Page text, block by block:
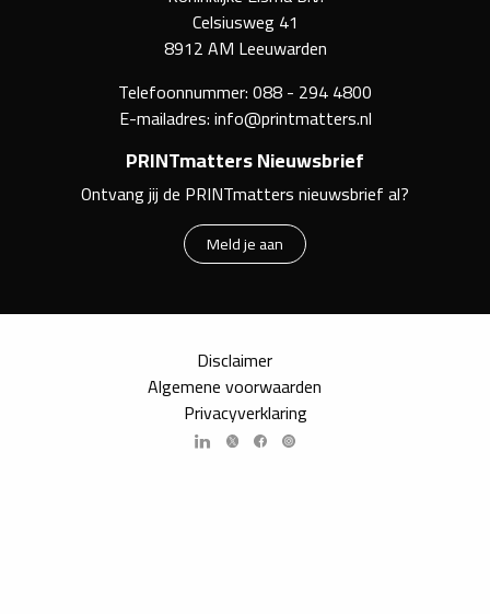
Celsiusweg 41
8912 AM Leeuwarden
Telefoonnummer:088 - 294 4800
E-mailadres:info@printmatters.nl
PRINTmatters Nieuwsbrief
Ontvang jij de PRINTmatters nieuwsbrief al?
Meld je aan
Disclaimer
Algemene voorwaarden
Privacyverklaring